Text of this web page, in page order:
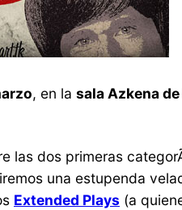
, en la sala Azkena
las dos primeras
una estupenda
Extended Plays (a